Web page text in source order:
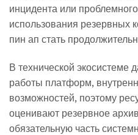
инцидента или
использования резервных
пин ап стать
В технической экосистеме
работы платформ,
возможностей, поэтому
оценивают резервное
обязательную часть